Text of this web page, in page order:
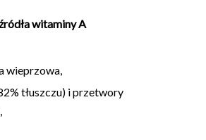
witaminy A
wieprzowa,
tłuszczu) i przetwory